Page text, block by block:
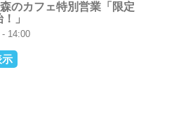
のカフェ特別営業「限定
」
- 14:00